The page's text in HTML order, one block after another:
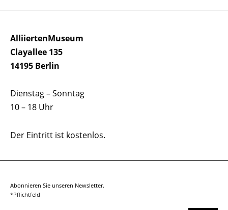
AlliiertenMuseum
Clayallee 135
14195 Berlin
Dienstag – Sonntag
10 – 18 Uhr
Der Eintritt ist kostenlos.
Abonnieren Sie unseren Newsletter.
*Pflichtfeld